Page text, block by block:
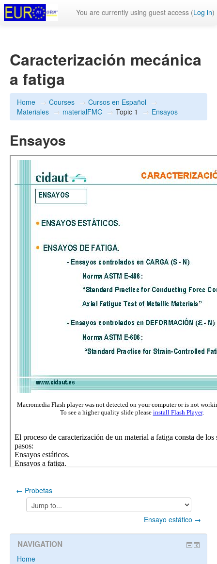
You are currently using guest access (Log in)
Caracterización mecánica
a fatiga
Home → Courses → Cursos en Español →
Materiales → materialFMC → Topic 1 → Ensayos
Ensayos
← Probetas
Jump
to...
Ensayo estático →
NAVIGATION
Home